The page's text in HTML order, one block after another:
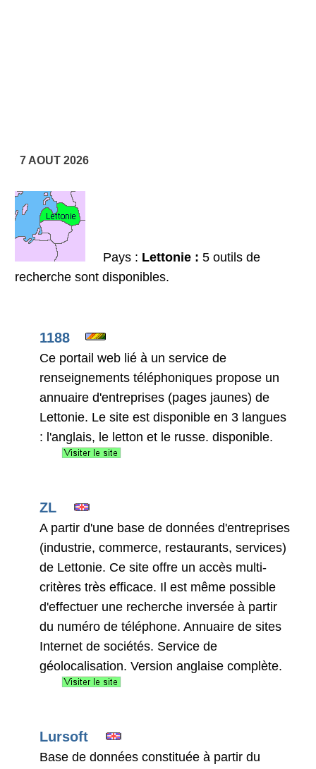
7 AOUT 2026
Pays : Lettonie : 5 outils de
recherche sont disponibles.
1188
Ce portail web lié à un service de
renseignements téléphoniques propose un
annuaire d'entreprises (pages jaunes) de
Lettonie. Le site est disponible en 3 langues
: l'anglais, le letton et le russe. disponible.
ZL
A partir d'une base de données d'entreprises
(industrie, commerce, restaurants, services)
de Lettonie. Ce site offre un accès multi-
critères très efficace. Il est même possible
d'effectuer une recherche inversée à partir
du numéro de téléphone. Annuaire de sites
Internet de sociétés. Service de
géolocalisation. Version anglaise complète.
Lursoft
Base de données constituée à partir du